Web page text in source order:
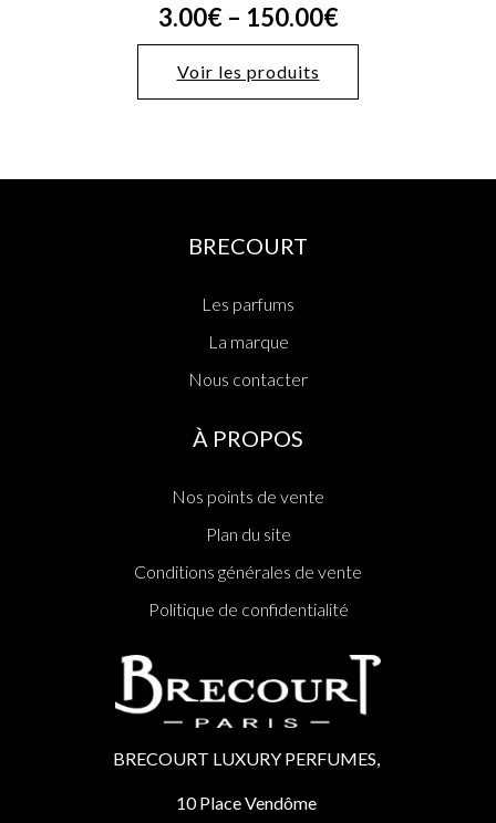
3.00€– 150.00€
Voir les produits
BRECOURT
Les parfums
La marque
Nous contacter
À PROPOS
Nos points de vente
Plan du site
Conditions générales de vente
Politique de confidentialité
BRECOURT LUXURY PERFUMES,
10 Place Vendôme